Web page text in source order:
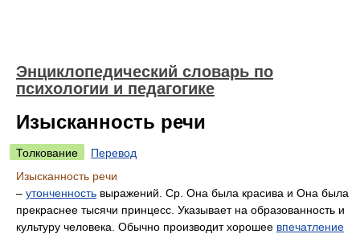
Энциклопедический словарь по
психологии и педагогике
Изысканность речи
Толкование
Перевод
Изысканность речи
– утонченность выражений. Ср. Она была красива и Она была
прекраснее тысячи принцесс. Указывает на образованность и
культуру человека. Обычно производит хорошее впечатление